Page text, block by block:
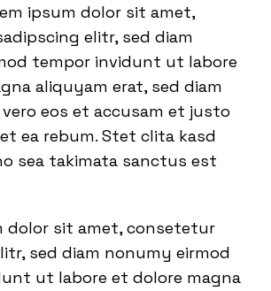
ipsum dolor sit amet,
elitr, sed diam
tempor invidunt ut labore
aliquyam erat, sed diam
eos et accusam et justo
ea rebum. Stet clita kasd
sea takimata sanctus est
dolor sit amet, consetetur
sed diam nonumy eirmod
ut labore et dolore magna